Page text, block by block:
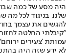
היה מסע של כמה
שלנו, בניגוד לכל מה
להגשים את עצמך
עמותת 'צעירים
לא ידע שזה היה